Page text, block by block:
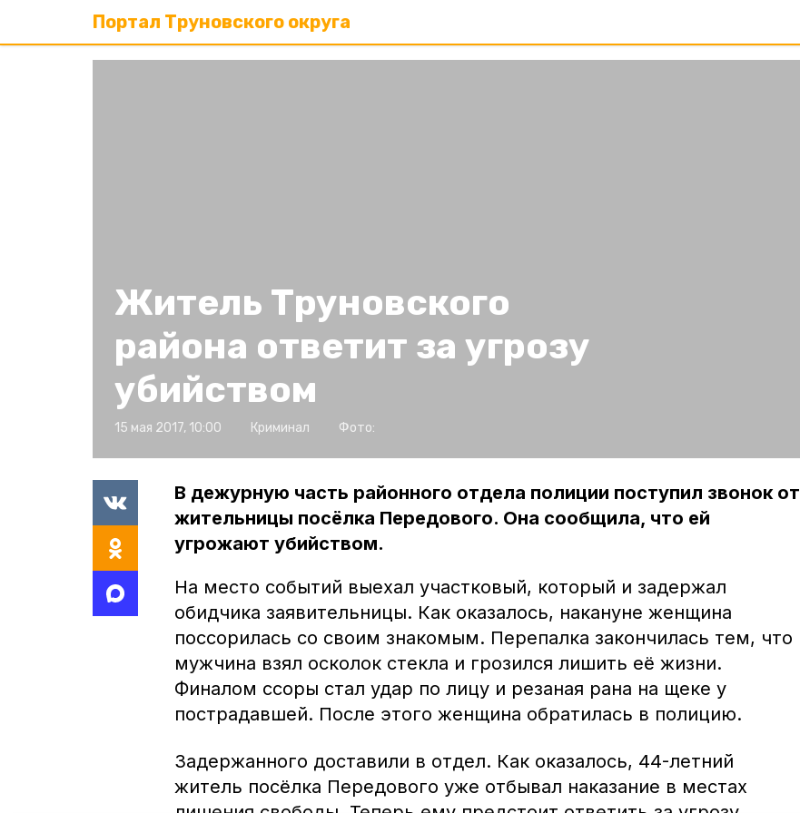
Портал Труновского округа
Житель Труновского
района ответит за угрозу
убийством
15 мая 2017, 10:00 Криминал Фото:
В дежурную часть районного отдела полиции поступил звонок от
жительницы посёлка Передового. Она сообщила, что ей
угрожают убийством.
На место событий выехал участковый, который и задержал
обидчика заявительницы. Как оказалось, накануне женщина
поссорилась со своим знакомым. Перепалка закончилась тем, что
мужчина взял осколок стекла и грозился лишить её жизни.
Финалом ссоры стал удар по лицу и резаная рана на щеке у
пострадавшей. После этого женщина обратилась в полицию.
Задержанного доставили в отдел. Как оказалось, 44-летний
житель посёлка Передового уже отбывал наказание в местах